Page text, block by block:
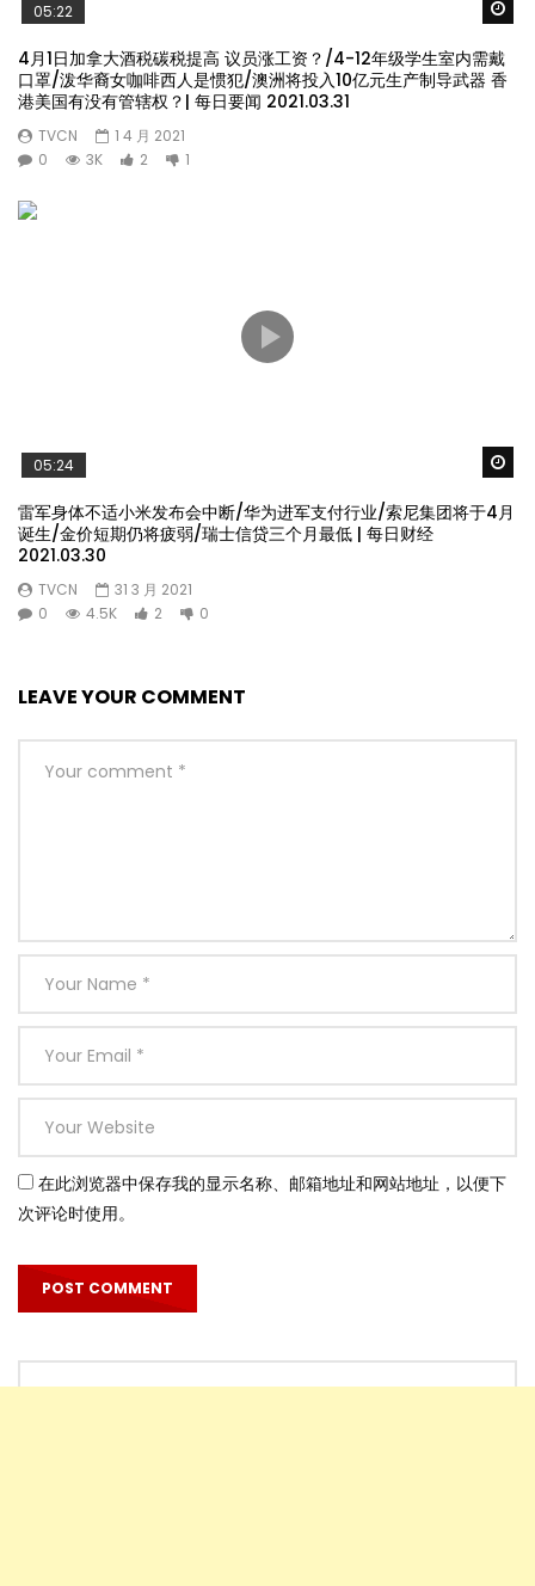
05:22
4月1日加拿大酒税碳税提高 议员涨工资？/4-12年级学生室内需戴
口罩/泼华裔女咖啡西人是惯犯/澳洲将投入10亿元生产制导武器 香
港美国有没有管辖权？| 每日要闻 2021.03.31
TVCN
1 4 月 2021
0
3K 2 1
05:24
雷军身体不适小米发布会中断/华为进军支付行业/索尼集团将于4月
诞生/金价短期仍将疲弱/瑞士信贷三个月最低 | 每日财经
2021.03.30
TVCN
31 3 月 2021
0
4.5K 2 0
LEAVE YOUR COMMENT
在此浏览器中保存我的显示名称、邮箱地址和网站地址，以便下
次评论时使用。